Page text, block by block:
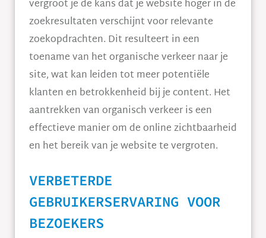
vergroot je de kans dat je website hoger in de
zoekresultaten verschijnt voor relevante
zoekopdrachten. Dit resulteert in een
toename van het organische verkeer naar je
site, wat kan leiden tot meer potentiële
klanten en betrokkenheid bij je content. Het
aantrekken van organisch verkeer is een
effectieve manier om de online zichtbaarheid
en het bereik van je website te vergroten.
VERBETERDE
GEBRUIKERSERVARING VOOR
BEZOEKERS